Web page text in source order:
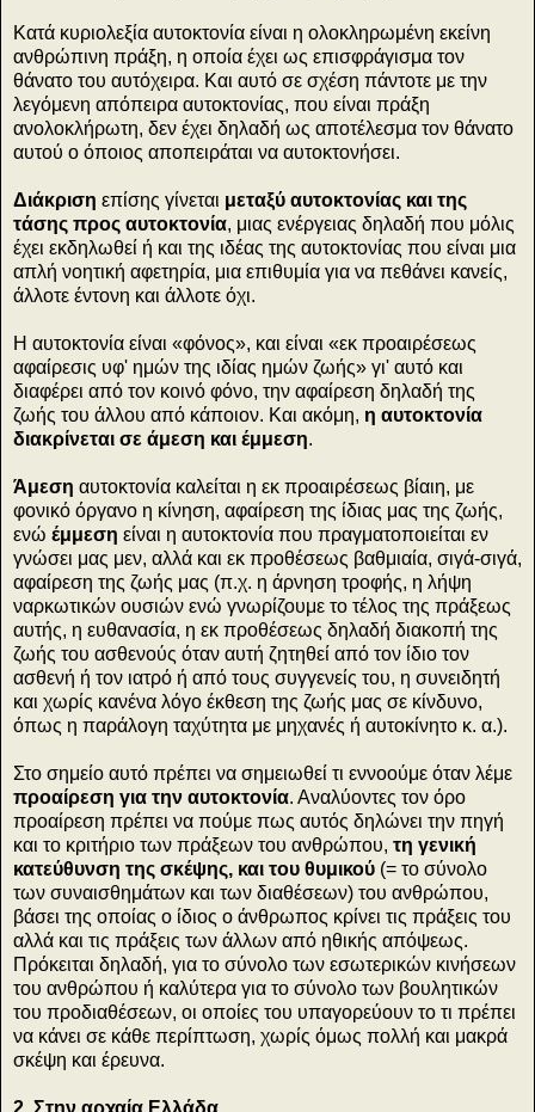
Κατά κυριολεξία αυτοκτονία είναι η ολοκληρωμένη εκείνη
ανθρώπινη πράξη, η οποία έχει ως επισφράγισμα τον
θάνατο του αυτόχειρα. Και αυτό σε σχέση πάντοτε με την
λεγόμενη απόπειρα αυτοκτονίας, που είναι πράξη
ανολοκλήρωτη, δεν έχει δηλαδή ως αποτέλεσμα τον θάνατο
αυτού ο όποιος αποπειράται να αυτοκτονήσει.
Διάκριση επίσης γίνεται μεταξύ αυτοκτονίας και της
τάσης προς αυτοκτονία, μιας ενέργειας δηλαδή που μόλις
έχει εκδηλωθεί ή και της ιδέας της αυτοκτονίας που είναι μια
απλή νοητική αφετηρία, μια επιθυμία για να πεθάνει κανείς,
άλλοτε έντονη και άλλοτε όχι.
Η αυτοκτονία είναι «φόνος», και είναι «εκ προαιρέσεως
αφαίρεσις υφ' ημών της ιδίας ημών ζωής» γι' αυτό και
διαφέρει από τον κοινό φόνο, την αφαίρεση δηλαδή της
ζωής του άλλου από κάποιον. Και ακόμη, η αυτοκτονία
διακρίνεται σε άμεση και έμμεση.
Άμεση αυτοκτονία καλείται η εκ προαιρέσεως βίαιη, με
φονικό όργανο η κίνηση, αφαίρεση της ίδιας μας της ζωής,
ενώ έμμεση είναι η αυτοκτονία που πραγματοποιείται εν
γνώσει μας μεν, αλλά και εκ προθέσεως βαθμιαία, σιγά-σιγά,
αφαίρεση της ζωής μας (π.χ. η άρνηση τροφής, η λήψη
ναρκωτικών ουσιών ενώ γνωρίζουμε το τέλος της πράξεως
αυτής, η ευθανασία, η εκ προθέσεως δηλαδή διακοπή της
ζωής του ασθενούς όταν αυτή ζητηθεί από τον ίδιο τον
ασθενή ή τον ιατρό ή από τους συγγενείς του, η συνειδητή
και χωρίς κανένα λόγο έκθεση της ζωής μας σε κίνδυνο,
όπως η παράλογη ταχύτητα με μηχανές ή αυτοκίνητο κ. α.).
Στο σημείο αυτό πρέπει να σημειωθεί τι εννοούμε όταν λέμε
προαίρεση για την αυτοκτονία. Αναλύοντες τον όρο
προαίρεση πρέπει να πούμε πως αυτός δηλώνει την πηγή
και το κριτήριο των πράξεων του ανθρώπου, τη γενική
κατεύθυνση της σκέψης, και του θυμικού (= το σύνολο
των συναισθημάτων και των διαθέσεων) του ανθρώπου,
βάσει της οποίας ο ίδιος ο άνθρωπος κρίνει τις πράξεις του
αλλά και τις πράξεις των άλλων από ηθικής απόψεως.
Πρόκειται δηλαδή, για το σύνολο των εσωτερικών κινήσεων
του ανθρώπου ή καλύτερα για το σύνολο των βουλητικών
του προδιαθέσεων, οι οποίες του υπαγορεύουν το τι πρέπει
να κάνει σε κάθε περίπτωση, χωρίς όμως πολλή και μακρά
σκέψη και έρευνα.
2. Στην αρχαία Ελλάδα